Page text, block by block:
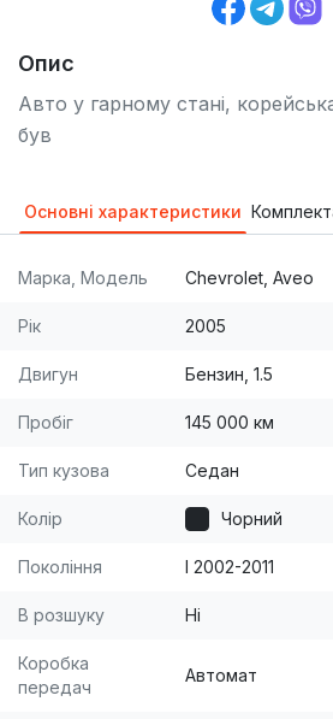
Опис
Авто у гарному стані,
був
Основні характеристики
Марка, Модель Chevrolet, Aveo
Рік 2005
Двигун Бензин, 1.5
Пробіг 145 000 км
Тип кузова Седан
Колір Чорний
Покоління I 2002-2011
В розшуку Ні
Коробка
передач
Автомат